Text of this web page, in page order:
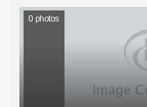
0 photos